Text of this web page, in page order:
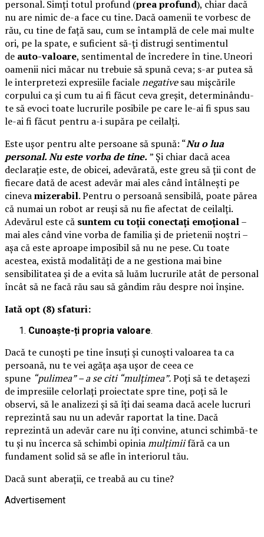
personal. Simți totul profund (prea profund), chiar dacă
nu are nimic de-a face cu tine. Dacă oamenii te vorbesc de
rău, cu tine de față sau, cum se întamplă de cele mai multe
ori, pe la spate, e suficient să-ți distrugi sentimentul
de auto-valoare, sentimental de încredere în tine. Uneori
oamenii nici măcar nu trebuie să spună ceva; s-ar putea să
le interpretezi expresiile facialenegativesau mișcările
corpului ca și cum tu ai fi făcut ceva greșit, determinându-
te să evoci toate lucrurile posibile pe care le-ai fi spus sau
le-ai fi făcut pentru a-i supăra pe ceilalți.
Este ușor pentru alte persoane să spună: “Nu o lua
personal. Nu este vorba de tine. ” Și chiar dacă acea
declarație este, de obicei, adevărată, este greu să ții cont de
fiecare dată de acest adevăr mai ales când întâlnești pe
cinevamizerabil. Pentru o persoană sensibilă, poate părea
că numai un robot ar reuși să nu fie afectat de ceilalți.
Adevărul este că suntem cu toții conectați emoțional–
mai ales când vine vorba de familia și de prietenii noștri –
așa că este aproape imposibil să nu ne pese. Cu toate
acestea, există modalități de a ne gestiona mai bine
sensibilitatea și de a evita să luăm lucrurile atât de personal
încât să ne facă rău sau să gândim rău despre noi înșine.
Iată opt (8) sfaturi:
Cunoaște-ți propria valoare.
Dacă te cunoști pe tine însuți și cunoști valoarea ta ca
persoană, nu te vei agăța așa ușor de ceea ce
spune “pulimea” – a se citi “mulțimea”.Poți să te detașezi
de impresiile celorlați proiectate spre tine, poți să le
observi, să le analizezi și să îți dai seama dacă acele lucruri
reprezintă sau nu un adevăr raportat la tine. Dacă
reprezintă un adevăr care nu îți convine, atunci schimbă-te
tu și nu încerca să schimbi opiniamulțimiifără ca un
fundament solid să se afle în interiorul tău.
Dacă sunt aberații, ce treabă au cu tine?
Advertisement